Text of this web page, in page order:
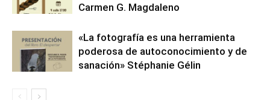
Carmen G. Magdaleno
«La fotografía es una herramienta
poderosa de autoconocimiento y de
sanación» Stéphanie Gélin